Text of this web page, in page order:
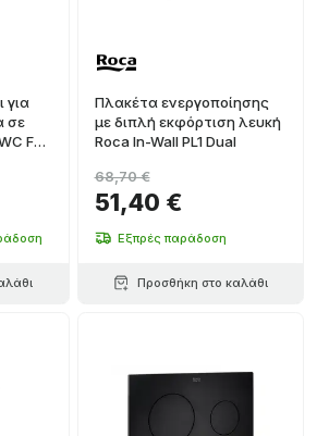
για
σε
Full
Πλακέτα ενεργοποίησης
με διπλή εκφόρτιση λευκή
Roca In-Wall PL1 Dual
51,40 €
68,70 €
Εξπρές παράδοση
Προσθήκη στο καλάθι